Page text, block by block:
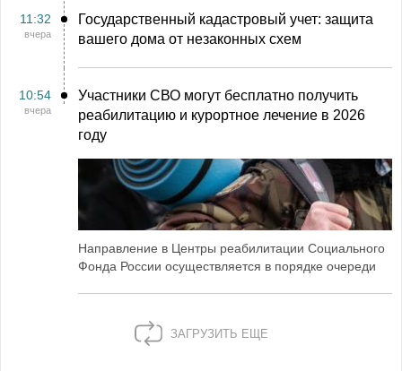
11:32
вчера
Государственный кадастровый учет: защита
вашего дома от незаконных схем
10:54
вчера
Участники СВО могут бесплатно получить
реабилитацию и курортное лечение в 2026
году
Направление в Центры реабилитации Социального
Фонда России осуществляется в порядке очереди
ЗАГРУЗИТЬ ЕЩЕ